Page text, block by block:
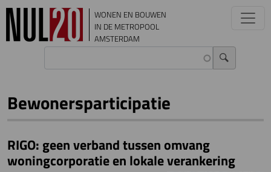
Overslaan en naar de inhoud gaan
WONEN EN BOUWEN
IN DE METROPOOL
AMSTERDAM
Bewonersparticipatie
RIGO: geen verband tussen omvang
woningcorporatie en lokale verankering